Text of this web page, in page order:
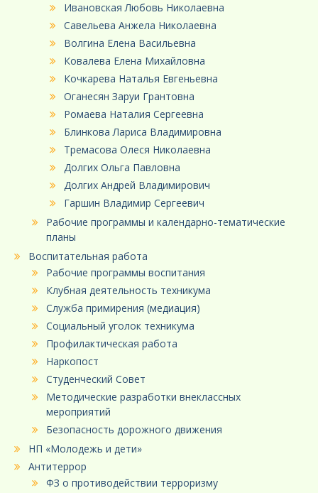
Ивановская Любовь Николаевна
Савельева Анжела Николаевна
Волгина Елена Васильевна
Ковалева Елена Михайловна
Кочкарева Наталья Евгеньевна
Оганесян Заруи Грантовна
Ромаева Наталия Сергеевна
Блинкова Лариса Владимировна
Тремасова Олеся Николаевна
Долгих Ольга Павловна
Долгих Андрей Владимирович
Гаршин Владимир Сергеевич
Рабочие программы и календарно-тематические
планы
Воспитательная работа
Рабочие программы воспитания
Клубная деятельность техникума
Служба примирения (медиация)
Социальный уголок техникума
Профилактическая работа
Наркопост
Студенческий Совет
Методические разработки внеклассных
мероприятий
Безопасность дорожного движения
НП «Молодежь и дети»
Антитеррор
ФЗ о противодействии терроризму